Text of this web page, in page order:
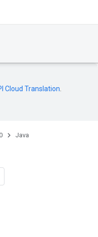
Cloud Translation
Java